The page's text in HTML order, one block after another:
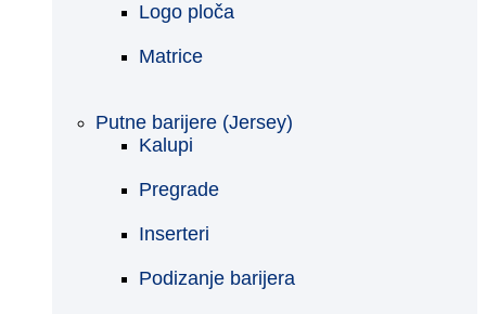
Logo ploča
Matrice
Putne barijere (Jersey)
Kalupi
Pregrade
Inserteri
Podizanje barijera